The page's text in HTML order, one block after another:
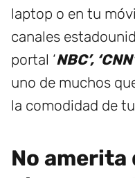
laptop o en tu
canales
portal ‘NBC’,
uno de muchos
la comodidad de
No